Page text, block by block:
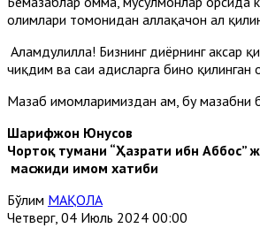
олимлари томонидан аллақачон ҳал
Алҳамдулиллаҳ! Бизнинг диёрнинг аксар
чиқдим ва саҳиҳ ҳадисларга бино қилинган
Мазҳаб имомларимиздан ҳам, бу мазҳабни
Шарифжон Юнусов
Чортоқ тумани “Ҳазрати ибн Аббос”
масжиди имом хатиби
Бўлим МАҚОЛА
Четверг, 04 Июль 2024 00:00